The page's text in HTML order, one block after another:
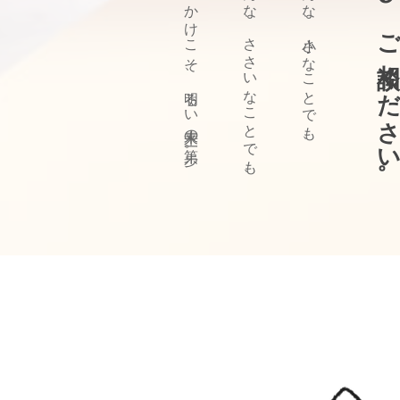
ぜひ、ご相
どんな、小さなことでも、
どんな、ささいなことでも、
きっかけこそ、明るい未来の第一歩。